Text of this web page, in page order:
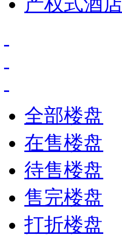
全部楼盘
在售楼盘
待售楼盘
售完楼盘
打折楼盘